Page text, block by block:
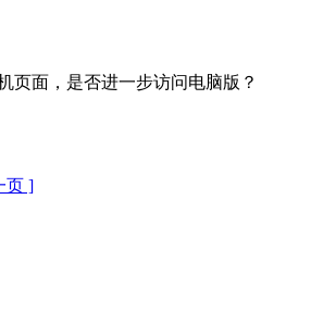
页面，是否进一步访问电脑版？
页 ]